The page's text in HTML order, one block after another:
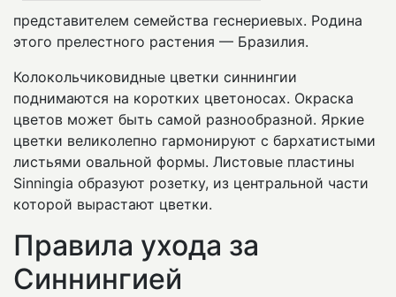
представителем семейства геснериевых. Родина
этого прелестного растения — Бразилия.
Колокольчиковидные цветки синнингии
поднимаются на коротких цветоносах. Окраска
цветов может быть самой разнообразной. Яркие
цветки великолепно гармонируют с бархатистыми
листьями овальной формы. Листовые пластины
Sinningia образуют розетку, из центральной части
которой вырастают цветки.
Правила ухода за
Синнингией